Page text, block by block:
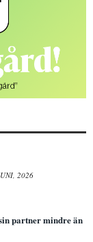
2026
partner mindre än